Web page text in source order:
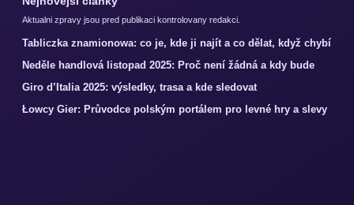
Aktualni zpravy jsou pred publikaci kontrolovany redakci.
Tabliczka znamionowa: co je, kde ji najít a co dělat, když chybí
Neděle handlová listopad 2025: Proč není žádná a kdy bude
Giro d’Italia 2025: výsledky, trasa a kde sledovat
Łowcy Gier: Průvodce polským portálem pro levné hry a slevy